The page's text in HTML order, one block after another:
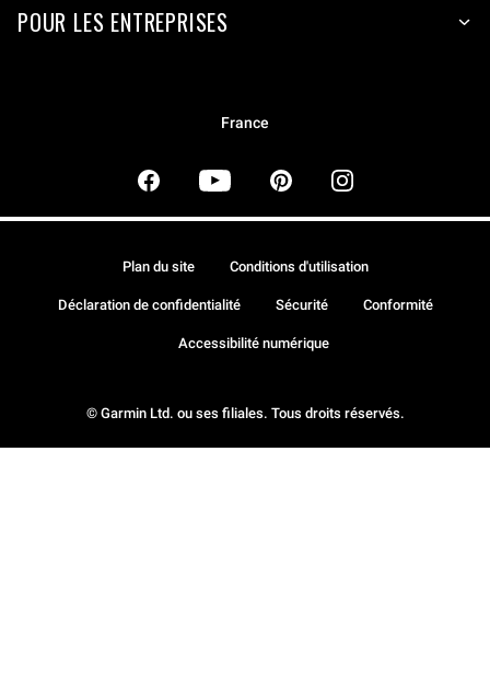
POUR LES ENTREPRISES
France
© Garmin Ltd. ou ses filiales. Tous droits réservés.
Plan du site Conditions d'utilisation
Déclaration de confidentialité Sécurité Conformité
Accessibilité numérique